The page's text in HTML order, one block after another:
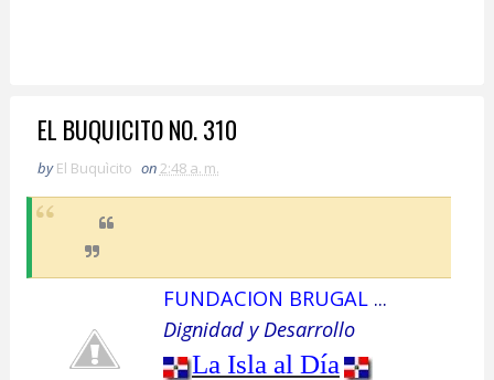
EL BUQUICITO NO. 310
by El Buquìcito on2:48 a. m.
FUNDACION BRUGAL...
Dignidad y Desarrollo
La Isla al Día